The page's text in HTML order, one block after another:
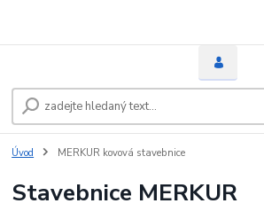
Úvod MERKUR kovová stavebnice
Stavebnice MERKUR